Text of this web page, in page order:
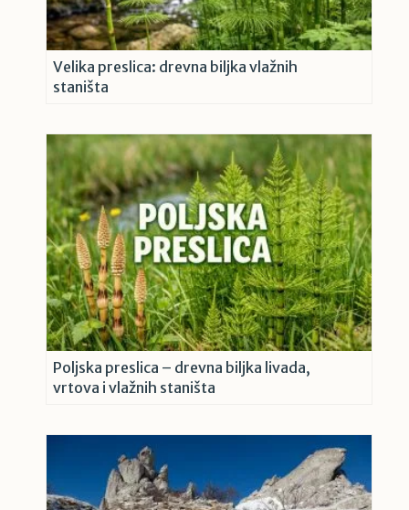
Velika preslica: drevna biljka vlažnih
staništa
Poljska preslica – drevna biljka livada,
vrtova i vlažnih staništa